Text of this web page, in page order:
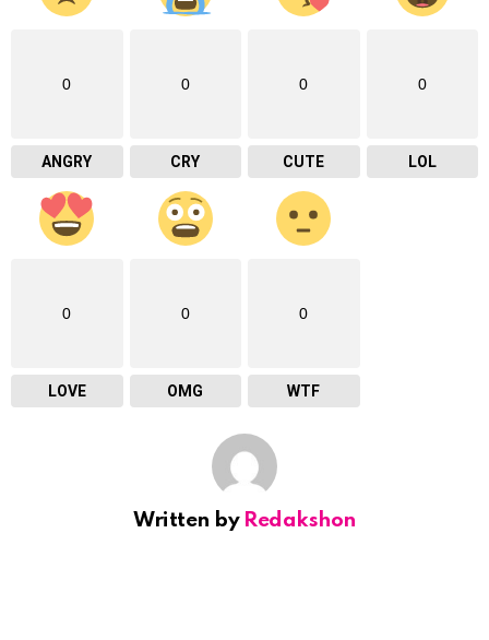
0
ANGRY
0
CRY
0
CUTE
0
LOL
0
LOVE
0
OMG
0
WTF
Written by Redakshon